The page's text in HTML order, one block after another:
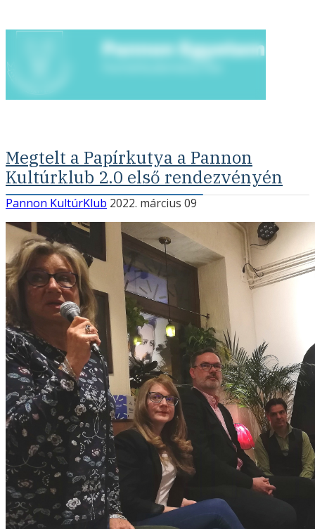
Megtelt a Papírkutya a Pannon
Kultúrklub 2.0 első rendezvényén
Pannon KultúrKlub 2022. március 09